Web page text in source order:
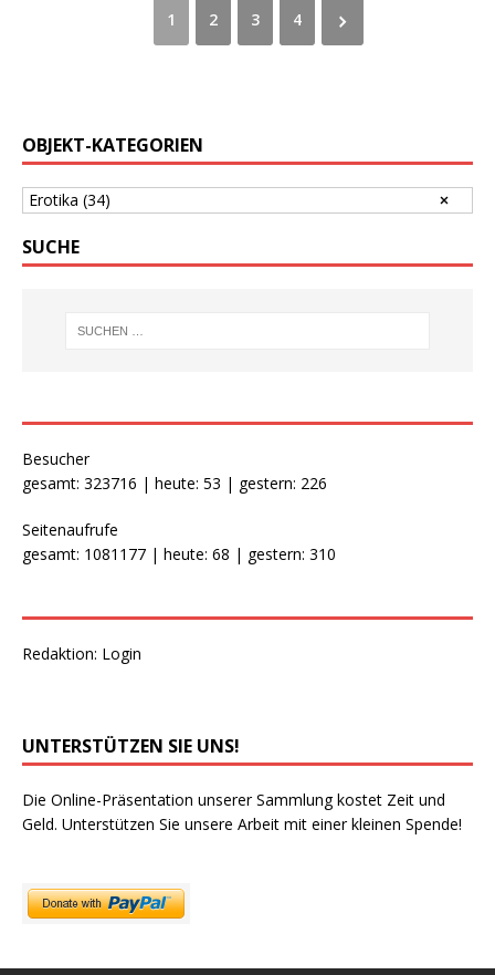
1 2 3 4
OBJEKT-KATEGORIEN
Erotika (34)
SUCHE
Besucher
gesamt: 323716 | heute: 53 | gestern: 226
Seitenaufrufe
gesamt: 1081177 | heute: 68 | gestern: 310
Redaktion: Login
UNTERSTÜTZEN SIE UNS!
Die Online-Präsentation unserer Sammlung kostet Zeit und
Geld. Unterstützen Sie unsere Arbeit mit einer kleinen Spende!